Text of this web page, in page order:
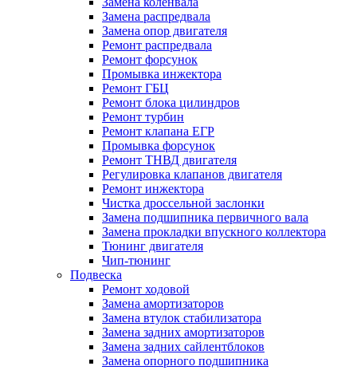
Замена распредвала
Замена опор двигателя
Ремонт распредвала
Ремонт форсунок
Промывка инжектора
Ремонт ГБЦ
Ремонт блока цилиндров
Ремонт турбин
Ремонт клапана ЕГР
Промывка форсунок
Ремонт ТНВД двигателя
Регулировка клапанов двигателя
Ремонт инжектора
Чистка дроссельной заслонки
Замена подшипника первичного вала
Замена прокладки впускного коллектора
Тюнинг двигателя
Чип-тюнинг
Подвеска
Ремонт ходовой
Замена амортизаторов
Замена втулок стабилизатора
Замена задних амортизаторов
Замена задних сайлентблоков
Замена опорного подшипника